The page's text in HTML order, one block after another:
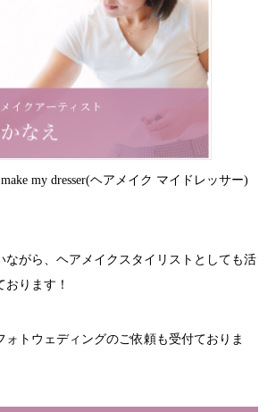
my dresser(ヘアメイク マイドレッサー)
ながら、ヘアメイクスタイリストとしても活
ります！
ォトウェディングのご依頼も受付ておりま